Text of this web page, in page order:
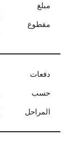
مبلغ
مقطوع
دفعات
حسب
المراحل